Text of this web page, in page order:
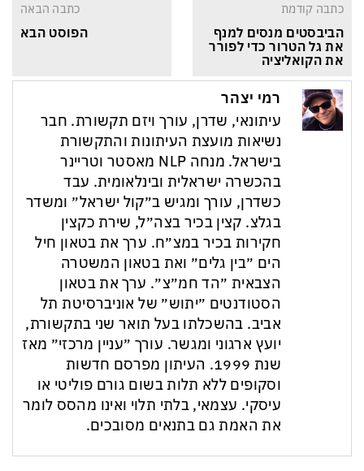
כתבה קודמת
הביבסטים מנסים למנף
את גל הטרור כדי לפורר
את הקואליציה
כתבה הבאה
הפוסט הבא
רמי יצהר
עיתונאי, שדרן, עורך ויזם תקשורת. חבר
נשיאות מועצת העיתונות והתקשורת
בישראל. מנחה NLP מאסטר וטריינר
בהכשרה ישראלית ובינלאומית. עבד
כשדרן, עורך ומגיש ב״קול ישראל״ ומשדר
בגלצ. קצין בכיר בצה״ל, שירת כקצין
חקירות בכיר במצ״ח. ערך את בטאון חיל
הים ״בין גלים״ ואת בטאון המשטרה
הצבאית ״הד חמ״צ״. ערך את בטאון
הסטודנטים ״יתוש״ של אוניברסיטת תל
אביב. בהשכלתו בעל תואר שני בתקשורת,
יועץ ארגוני ומגשר. עורך ״עניין מרכזי״ מאז
שנת 1999. העיתון מפרסם חדשות
וסקופים ללא תלות בשום גורם פוליטי או
עיסקי. עצמאי, בלתי תלוי ואינו מהסס לומר
את האמת גם בתנאים מסובכים.